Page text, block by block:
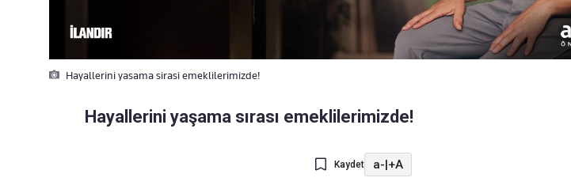
Hayallerini yasama sirasi emeklilerimizde!
Hayallerini yaşama sırası emeklilerimizde!
Kaydet a-|+A